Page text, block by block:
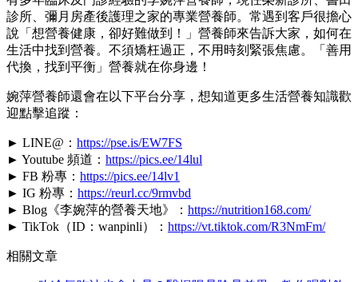
診所、彌月房產後護理之家的專業營養師。常遇到客戶很擔心
說「想營養健康，卻好難做到！」營養師來告訴大家，如何在
生活中找到營養。不須矯枉過正，不用時刻緊張焦慮。「善用
代換，找到平衡」營養就在你身邊！
婉萍營養師還會在以下平台分享，想知道更多生活營養知識歡
迎點擊追蹤：
► LINE@： https://pse.is/EW7FS
► Youtube 頻道： https://pics.ee/14lul
► FB 粉專： https://pics.ee/14lv1
► IG 粉專： https://reurl.cc/9rmvbd
► Blog《李婉萍的營養天地》： https://nutrition168.com/
► TikTok（ID：wanpinli）： https://vt.tiktok.com/R3NmFm/
相關文章